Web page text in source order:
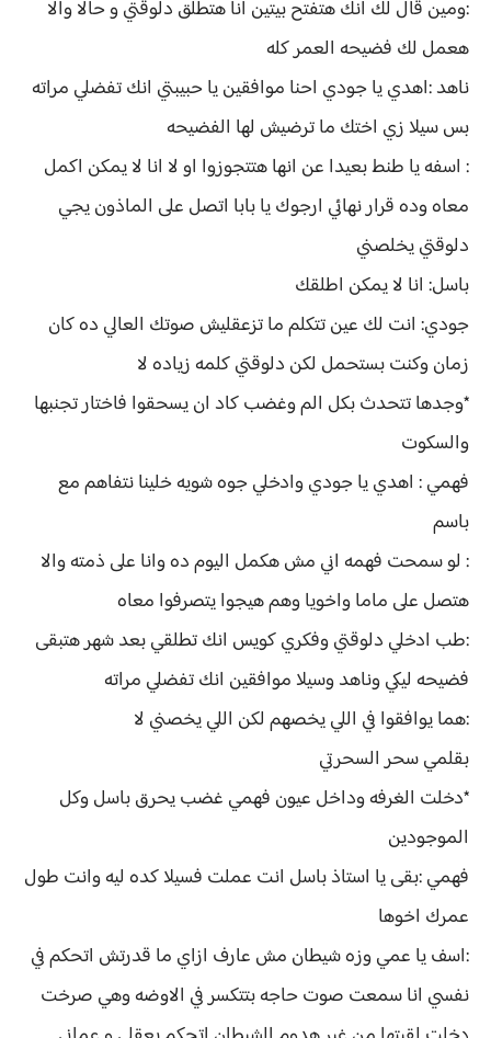
:ومين قال لك انك هتفتح بيتين انا هتطلق دلوقتي و حالا والا
هعمل لك فضيحه العمر كله
ناهد :اهدي يا جودي احنا موافقين يا حبيبتي انك تفضلي مراته
بس سيلا زي اختك ما ترضيش لها الفضيحه
: اسفه يا طنط بعيدا عن انها هتتجوزوا او لا انا لا يمكن اكمل
معاه وده قرار نهائي ارجوك يا بابا اتصل على الماذون يجي
دلوقتي يخلصني
باسل: انا لا يمكن اطلقك
جودي: انت لك عين تتكلم ما تزعقليش صوتك العالي ده كان
زمان وكنت بستحمل لكن دلوقتي كلمه زياده لا
*وجدها تتحدث بكل الم وغضب كاد ان يسحقوا فاختار تجنبها
والسكوت
فهمي : اهدي يا جودي وادخلي جوه شويه خلينا نتفاهم مع
باسم
: لو سمحت فهمه اني مش هكمل اليوم ده وانا على ذمته والا
هتصل على ماما واخويا وهم هيجوا يتصرفوا معاه
:طب ادخلي دلوقتي وفكري كويس انك تطلقي بعد شهر هتبقى
فضيحه ليكي وناهد وسيلا موافقين انك تفضلي مراته
:هما يوافقوا في اللي يخصهم لكن اللي يخصني لا
بقلمي سحر السحرتي
*دخلت الغرفه وداخل عيون فهمي غضب يحرق باسل وكل
الموجودين
فهمي :بقى يا استاذ باسل انت عملت فسيلا كده ليه وانت طول
عمرك اخوها
:اسف يا عمي وزه شيطان مش عارف ازاي ما قدرتش اتحكم في
نفسي انا سمعت صوت حاجه بتتكسر في الاوضه وهي صرخت